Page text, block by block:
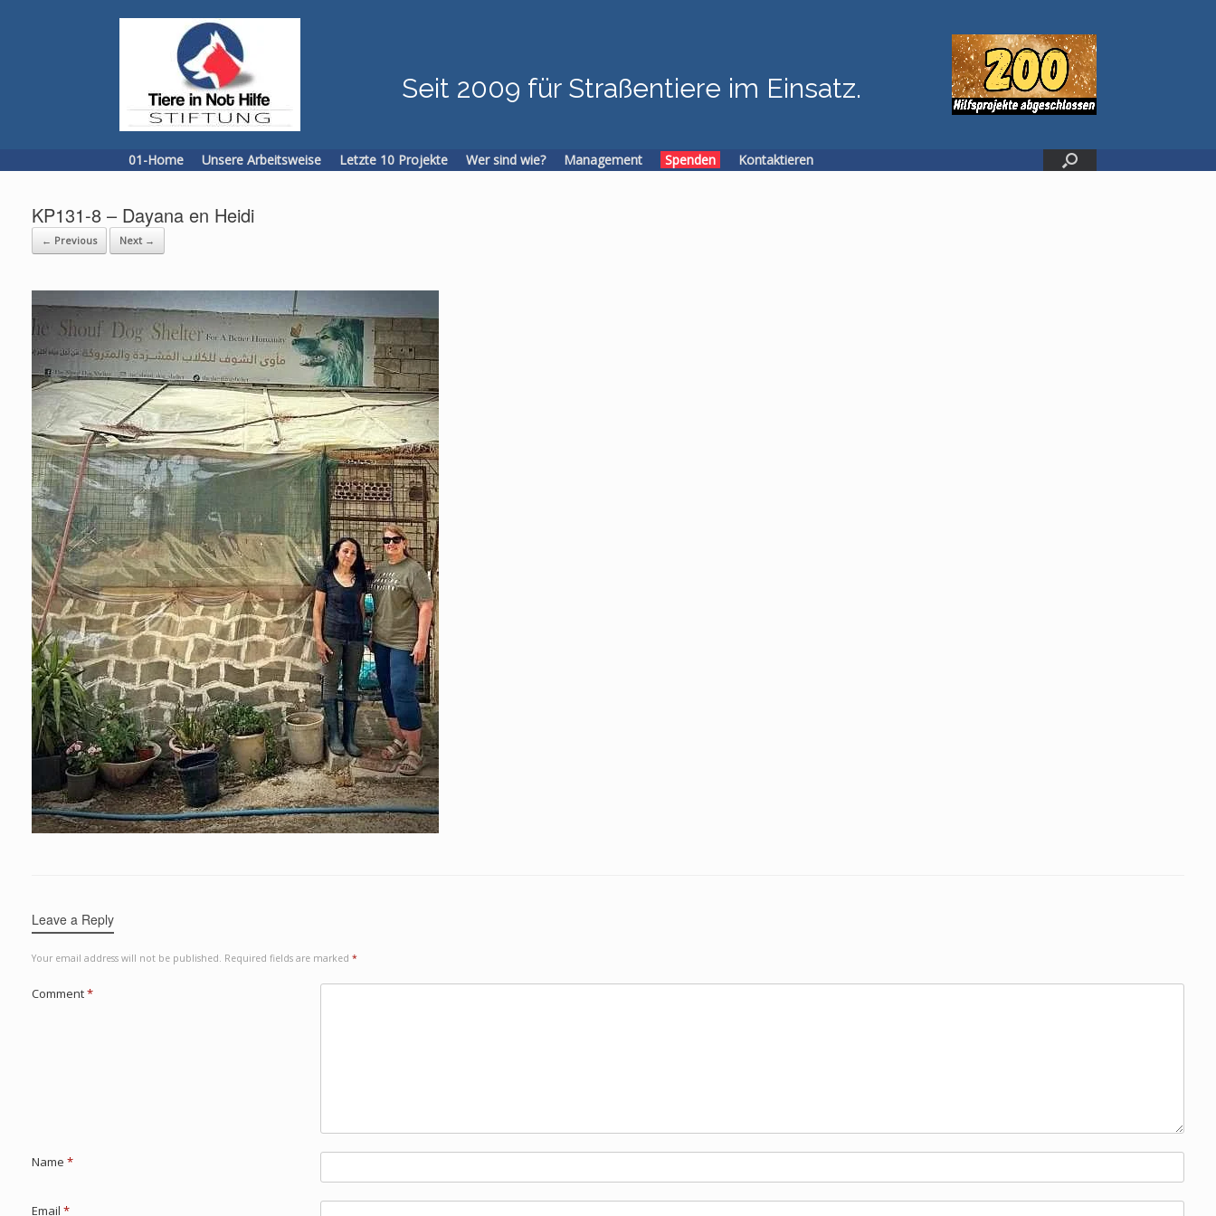
Seit 2009 für Straßentiere im Einsatz.
01-Home Unsere Arbeitsweise Letzte 10 Projekte Wer sind wie? Management Spenden Kontaktieren
KP131-8 – Dayana en Heidi
← Previous Next →
Leave a Reply
Your email address will not be published. Required fields are marked *
Comment*
Name *
Email *